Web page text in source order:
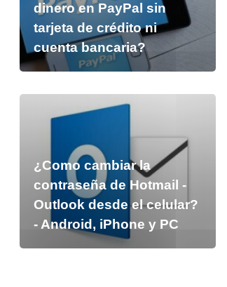
dinero en PayPal sin
tarjeta de crédito ni
cuenta bancaria?
¿Como cambiar la
contraseña de Hotmail -
Outlook desde el celular?
- Android, iPhone y PC